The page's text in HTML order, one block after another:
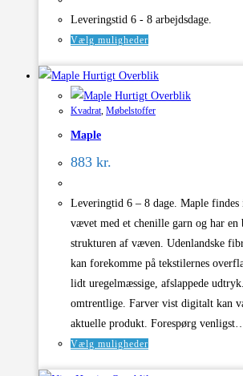
5.800 kr.
Leveringstid 6 - 8 arbejdsdage.
Vælg muligheder
har
flere
varianter.
på
varesiden
Hurtigt Overblik
Hurtigt Overblik
Kvadrat, Møbelstoffer
Maple
883 kr.
Leveringtid 6 – 8 dage. Maple
vævet med et chenille garn og har en
strukturen af væven. Udenlandske
kan forekomme på tekstilernes
lidt uregelmæssige, afslappede
omtrentlige. Farver vist digitalt kan
aktuelle produkt. Forespørg venligst…
Vælg mulighederDette